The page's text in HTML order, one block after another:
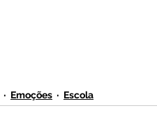
Emoções Escola